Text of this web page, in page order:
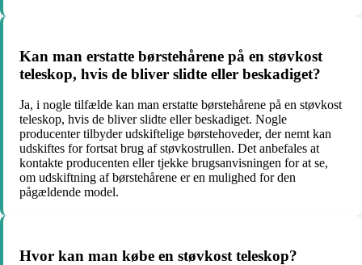
Kan man erstatte børstehårene på en støvkost
teleskop, hvis de bliver slidte eller beskadiget?
Ja, i nogle tilfælde kan man erstatte børstehårene på en støvkost
teleskop, hvis de bliver slidte eller beskadiget. Nogle
producenter tilbyder udskiftelige børstehoveder, der nemt kan
udskiftes for fortsat brug af støvkostrullen. Det anbefales at
kontakte producenten eller tjekke brugsanvisningen for at se,
om udskiftning af børstehårene er en mulighed for den
pågældende model.
Hvor kan man købe en støvkost teleskop?